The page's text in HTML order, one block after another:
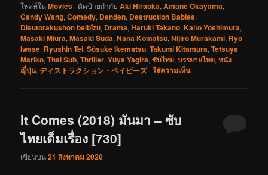
โพสท์ในMovies | ติดป้ายกำกับ Aki Hiraoka,Amane Okayama,
Candy Wang,Comedy, Denden, Destruction Babies,
Disutorakushon beibîzu, Drama,Haruki Takano,Kaito Yoshimura,
Masaki Miura,Masaki Suda,Nana Komatsu,Nijirô Murakami, Ryô
Iwase, Ryushin Tei,Sôsuke Ikematsu,Takumi Kitamura,Tetsuya
Mariko,Thai Sub,Thriller,Yûya Yagira,ซับไทย,บรรยายไทย,หนัง
ญี่ปุ่น,ディストラクション・ベイビーズ |ใส่ความเห็น
It Comes (2018) มันมา – ซับ
ไทยเต็มเรื่อง [730]
เขียนบน21 สิงหาคม 2020